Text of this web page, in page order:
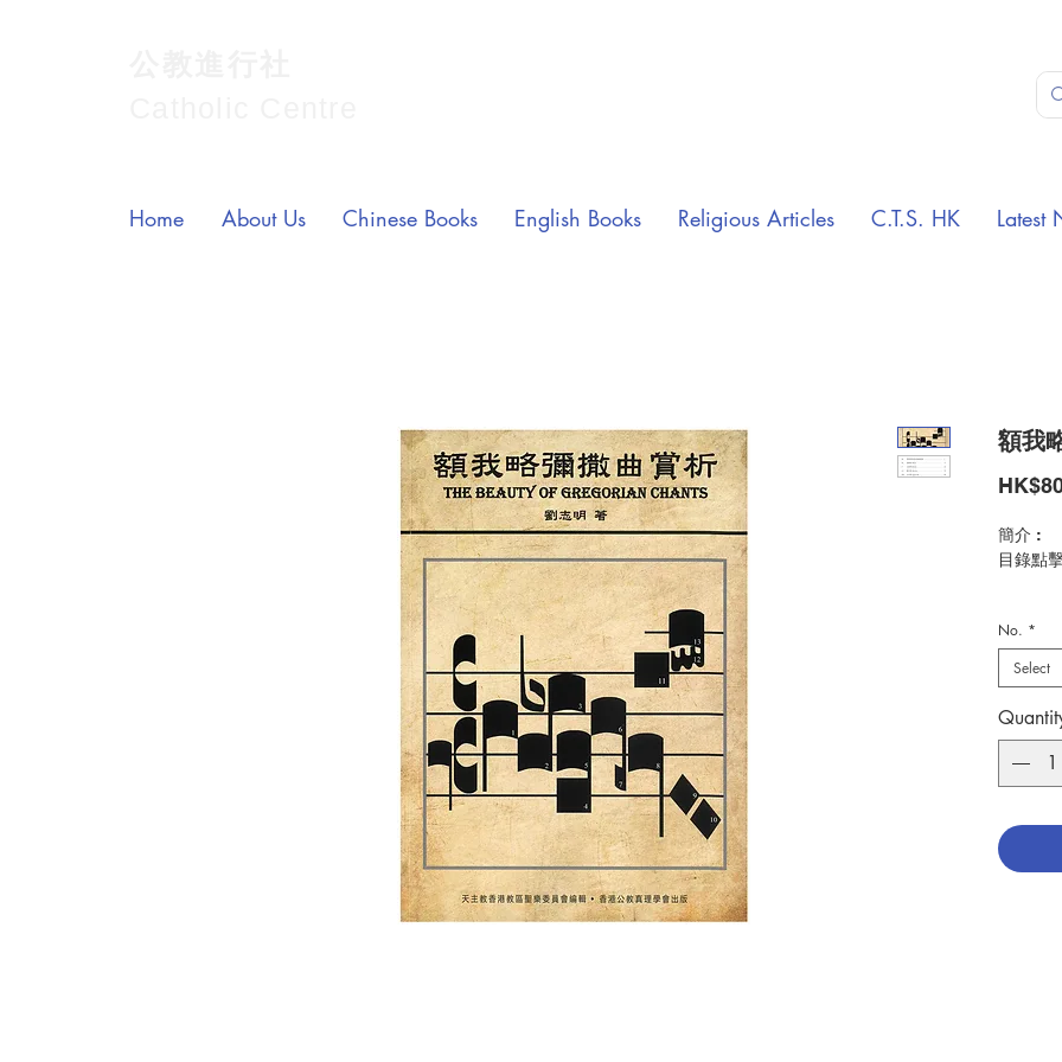
額我
簡介 :
目錄點
的幫助
祈禱的
能道出
的妙，
曲在歷
主編及
初版：
頁 數 :
No. *
Select
Home About Us Chinese Books English Books Religious Articles C.T.S. HK Latest